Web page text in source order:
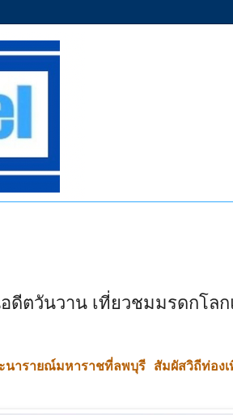
ตวันวาน เที่ยวชมมรดกโลก
นารายณ์มหาราชที่ลพบุรี สัมผัสวิถีท่อ